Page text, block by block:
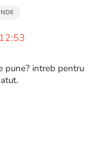
pune? intreb pentru